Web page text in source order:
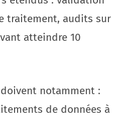
traitement, audits sur
atteindre 10
notamment :
de données à